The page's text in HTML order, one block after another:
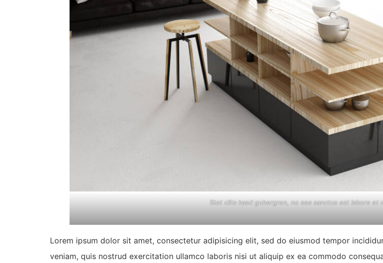
Stet clita kasd gubergren, no sea sanctus est labore et
Lorem ipsum dolor sit amet, consectetur adipisicing elit, sed do eiusmod tempor
veniam, quis nostrud exercitation ullamco laboris nisi ut aliquip ex ea commodo